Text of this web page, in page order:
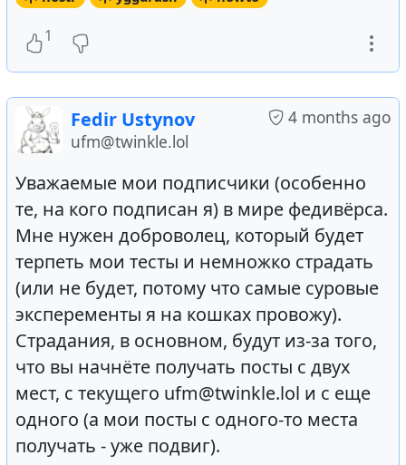
1
4 months ago
Fedir Ustynov
ufm@twinkle.lol
Уважаемые мои подписчики (особенно
те, на кого подписан я) в мире федивёрса.
Мне нужен доброволец, который будет
терпеть мои тесты и немножко страдать
(или не будет, потому что самые суровые
эксперементы я на кошках провожу).
Страдания, в основном, будут из-за того,
что вы начнёте получать посты с двух
мест, с текущего ufm@twinkle.lol и с еще
одного (а мои посты с одного-то места
получать - уже подвиг).